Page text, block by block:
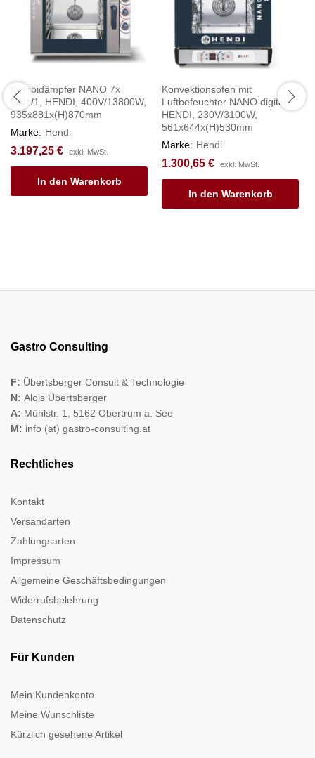
Kombidämpfer NANO 7x
GN1/1, HENDI, 400V/13800W,
935x881x(H)870mm
Marke: Hendi
3.197,25 € exkl. MwSt.
In den Warenkorb
Konvektionsofen mit
Luftbefeuchter NANO digital,
HENDI, 230V/3100W,
561x644x(H)530mm
Marke: Hendi
1.300,65 € exkl. MwSt.
In den Warenkorb
Gastro Consulting
F: Übertsberger Consult & Technologie
N: Alois Übertsberger
A: Mühlstr. 1, 5162 Obertrum a. See
M: info (at) gastro-consulting.at
Rechtliches
Kontakt
Versandarten
Zahlungsarten
Impressum
Allgemeine Geschäftsbedingungen
Widerrufsbelehrung
Datenschutz
Für Kunden
Mein Kundenkonto
Meine Wunschliste
Kürzlich gesehene Artikel